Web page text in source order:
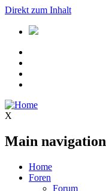
Direkt zum Inhalt
X
Main navigation
Home
Foren
Forum